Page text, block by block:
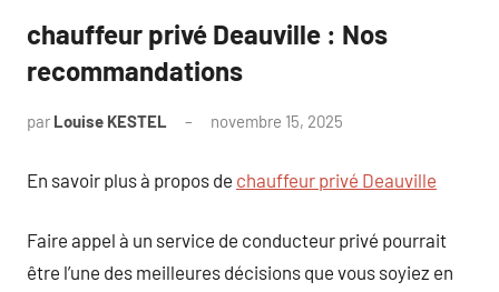
chauffeur privé Deauville : Nos
recommandations
par Louise KESTEL novembre 15, 2025
En savoir plus à propos de chauffeur privé Deauville
Faire appel à un service de conducteur privé pourrait
être l’une des meilleures décisions que vous soyiez en